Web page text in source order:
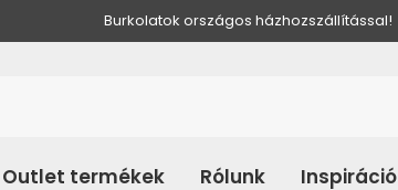
Burkolatok országos házhozszállítással!
Outlet termékek Rólunk Inspiráció